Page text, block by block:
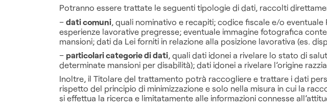
Potranno essere trattate le seguenti tipologie di dati, raccolti
– dati comuni, quali nominativo e recapiti; codice fiscale e/o eventuale
esperienze lavorative pregresse; eventuale immagine fotografica
mansioni; dati da Lei forniti in relazione alla posizione lavorativa (es.
– particolari categorie di dati, quali dati idonei a rivelare lo stato di
determinate mansioni per disabilità); dati idonei a rivelare l’origine
Inoltre, il Titolare del trattamento potrà raccogliere e trattare i dati
rispetto del principio di minimizzazione e solo nella misura in cui la
si effettua la ricerca e limitatamente alle informazioni connesse